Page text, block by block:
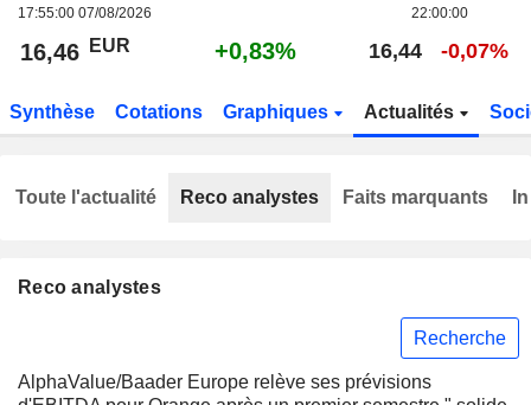
17:55:00 07/08/2026
22:00:00
16,46 EUR +0,83% 16,44 -0,07%
Synthèse Cotations Graphiques Actualités
Reco analystes
Recherche
AlphaValue/Baader Europe relève ses prévisions
Toute l'actualité Reco analystes Faits marquants